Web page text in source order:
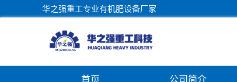
华之强重工专业有机肥设备厂家
首页 公司简介